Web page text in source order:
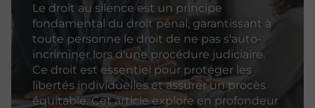
Le droit au silence est un principe
fondamental du droit pénal, garantissant à
toute personne le droit de ne pas s'auto-
incriminer lors d'une procédure judiciaire.
Ce droit est essentiel pour protéger les
libertés individuelles et assurer un procès
équitable. Cet article explore en profondeur